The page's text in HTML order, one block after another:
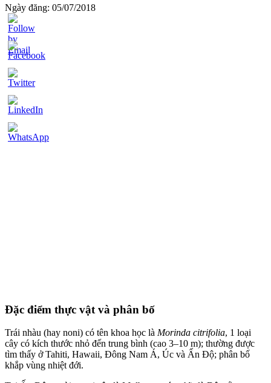
Ngày đăng: 05/07/2018
Đặc điểm thực vật và phân bố
Trái nhàu (hay noni) có tên khoa học là Morinda citrifolia, 1 loại
cây có kích thước nhỏ đến trung bình (cao 3–10 m); thường được
tìm thấy ở Tahiti, Hawaii, Đông Nam Á, Úc và Ấn Độ; phân bố
khắp vùng nhiệt đới.